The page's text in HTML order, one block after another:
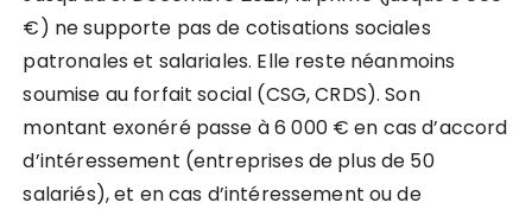
€) ne supporte pas de cotisations sociales
patronales et salariales. Elle reste néanmoins
soumise au forfait social (CSG, CRDS). Son
montant exonéré passe à 6 000 € en cas d’accord
d’intéressement (entreprises de plus de 50
salariés), et en cas d’intéressement ou de